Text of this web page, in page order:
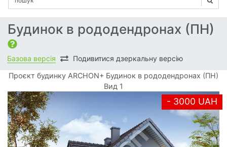
Будинок в рододендронах (ПН)
Базова версія Подивитися дзеркальну версію
Проєкт будинку ARCHON+ Будинок в рододендронах (ПН)
Вид 1
- 3000 UAH